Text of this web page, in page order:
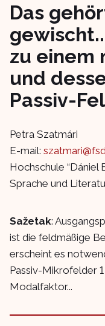
Das
zu einem
und
Passiv-
Petra Szatmári
E-mail:
Hochschule “Dániel
Sprache und
Sažetak:
ist die feldmäßige
erscheint es
Passiv-Mikrofelder
Modalfaktor...